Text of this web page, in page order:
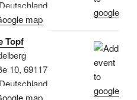
Topf
10, 69117